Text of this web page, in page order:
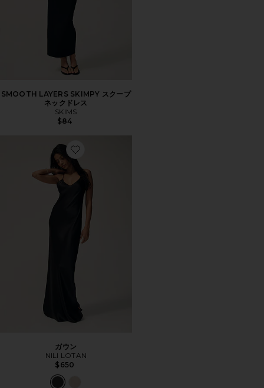
SMOOTH LAYERS SKIMPY スクープ
ネックドレス
SKIMS
$84
Favorite ガウン
ガウン
NILI LOTAN
$650